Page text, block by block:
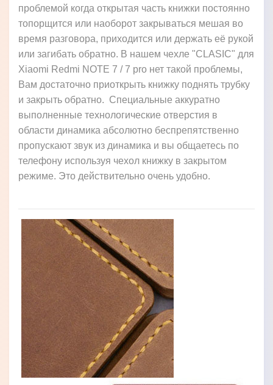
проблемой когда открытая часть книжки постоянно
топорщится или наоборот закрываться мешая во
время разговора, приходится или держать её рукой
или загибать обратно. В нашем чехле "CLASIC" для
Xiaomi Redmi NOTE 7 / 7 pro нет такой проблемы,
Вам достаточно приоткрыть книжку поднять трубку
и закрыть обратно. Специальные аккуратно
выполненные технологические отверстия в
области динамика абсолютно беспрепятственно
пропускают звук из динамика и вы общаетесь по
телефону используя чехол книжку в закрытом
режиме. Это действительно очень удобно.